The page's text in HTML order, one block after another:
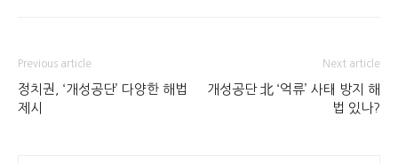
Previous article
정치권, ‘개성공단’ 다양한 해법
제시
Next article
개성공단 北 ‘억류’ 사태 방지 해
법 있나?